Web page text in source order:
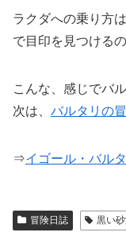
ラクダへの乗り方
で目印を見つける
こんな、感じでバ
次は、 バルタリの
⇒イゴール・バル
冒険日誌 黒い